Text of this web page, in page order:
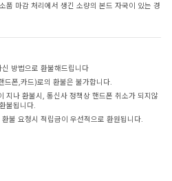
품 마감 처리에서 생긴 소량의 본드 자국이 있는 경
방법으로 환불해드립니다
폰,카드)로의 환불은 불가합니다.
지나 환불시, 통신사 정책상 핸드폰 취소가 되지않
불됩니다.
불 요청시 적립금이 우선적으로 환원됩니다.